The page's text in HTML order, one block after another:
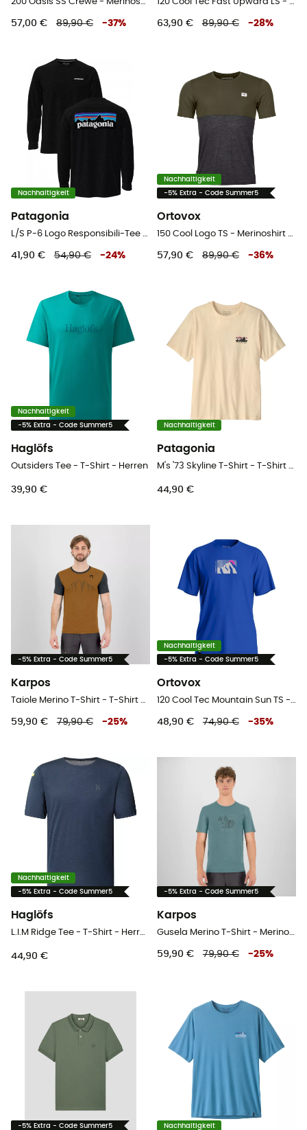
57,00 € 89,90 € -37% 63,90 € 89,90 € -28%
Nachhaltigkeit
Patagonia
L/S P-6 Logo Responsibili-Tee - T-shirt - Herren
41,90 € 54,90 € -24%
Nachhaltigkeit
-5% Extra - Code Summer5
Ortovox
150 Cool Logo TS - Merinoshirt - Herren
57,90 € 89,90 € -36%
Nachhaltigkeit
-5% Extra - Code Summer5
Haglöfs
Outsiders Tee - T-Shirt - Herren
39,90 €
Nachhaltigkeit
Patagonia
M's '73 Skyline T-Shirt - T-Shirt - Herren
44,90 €
-5% Extra - Code Summer5
Karpos
Taiole Merino T-Shirt - T-Shirt - Herren
59,90 € 79,90 € -25%
Nachhaltigkeit
-5% Extra - Code Summer5
Ortovox
120 Cool Tec Mountain Sun TS - T-Shirt - Herren
48,90 € 74,90 € -35%
Nachhaltigkeit
-5% Extra - Code Summer5
Haglöfs
L.I.M Ridge Tee - T-Shirt - Herren
44,90 €
-5% Extra - Code Summer5
Karpos
Gusela Merino T-Shirt - Merinoshirt - Herren
59,90 € 79,90 € -25%
-5% Extra - Code Summer5 Nachhaltigkeit